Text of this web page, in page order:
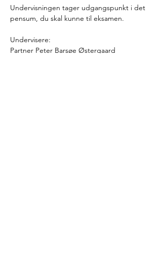
Undervisningen tager udgangspunkt i det
pensum, du skal kunne til eksamen.
Undervisere:
Partner Peter Barsøe Østergaard